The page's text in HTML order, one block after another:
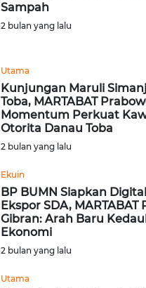
Sampah
2 bulan yang lalu
Utama
Kunjungan Maruli
Toba, MARTABAT
Momentum Perkuat
Otorita Danau Toba
2 bulan yang lalu
Ekuin
BP BUMN Siapkan
Ekspor SDA, MARTABAT
Gibran: Arah Baru
Ekonomi
2 bulan yang lalu
Utama